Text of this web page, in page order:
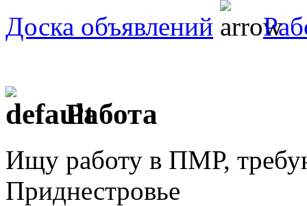
Доска объявлений
Работа
Ищу работу в ПМР,
Приднестровье